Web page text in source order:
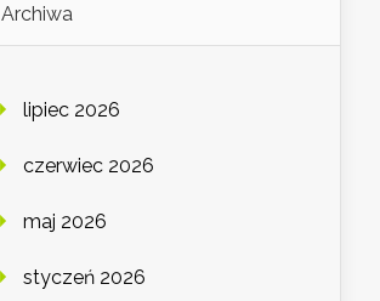
Archiwa
lipiec 2026
czerwiec 2026
maj 2026
styczeń 2026